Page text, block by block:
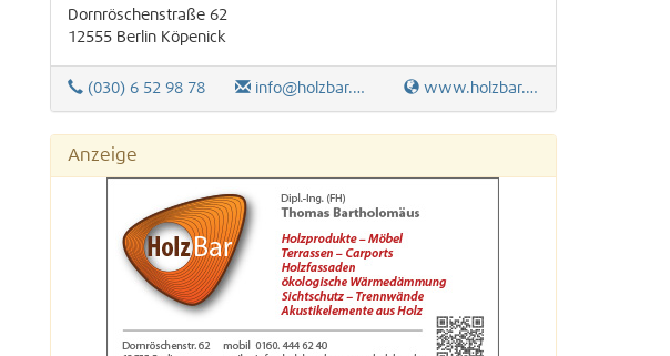
Dornröschenstraße 62
12555 Berlin Köpenick
(030) 6 52 98 78 info@holzbar.de www.holzbar.de
Anzeige